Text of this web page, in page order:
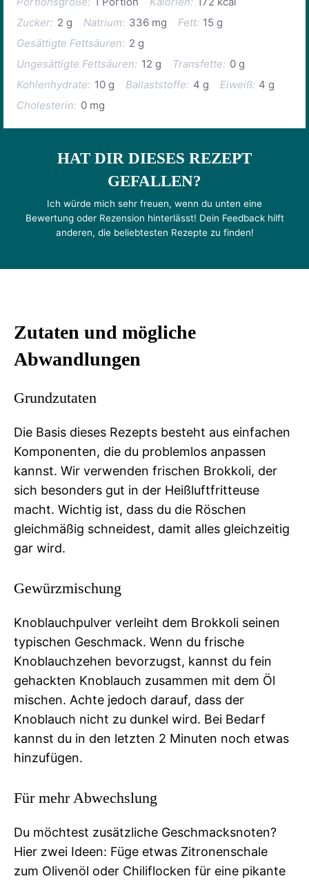
Zucker: 2 g Natrium: 336 mg Fett: 15 g
Gesättigte Fettsäuren: 2 g
Ungesättigte Fettsäuren: 12 g Transfette: 0 g
Kohlenhydrate: 10 g Ballaststoffe: 4 g Eiweiß: 4 g
Cholesterin: 0 mg
HAT DIR DIESES REZEPT
GEFALLEN?
Ich würde mich sehr freuen, wenn du unten eine
Bewertung oder Rezension hinterlässt! Dein Feedback hilft
anderen, die beliebtesten Rezepte zu finden!
Zutaten und mögliche
Abwandlungen
Grundzutaten
Die Basis dieses Rezepts besteht aus einfachen
Komponenten, die du problemlos anpassen
kannst. Wir verwenden frischen Brokkoli, der
sich besonders gut in der Heißluftfritteuse
macht. Wichtig ist, dass du die Röschen
gleichmäßig schneidest, damit alles gleichzeitig
gar wird.
Gewürzmischung
Knoblauchpulver verleiht dem Brokkoli seinen
typischen Geschmack. Wenn du frische
Knoblauchzehen bevorzugst, kannst du fein
gehackten Knoblauch zusammen mit dem Öl
mischen. Achte jedoch darauf, dass der
Knoblauch nicht zu dunkel wird. Bei Bedarf
kannst du in den letzten 2 Minuten noch etwas
hinzufügen.
Für mehr Abwechslung
Du möchtest zusätzliche Geschmacksnoten?
Hier zwei Ideen: Füge etwas Zitronenschale
zum Olivenöl oder Chiliflocken für eine pikante